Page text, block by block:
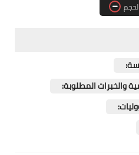
فرص عمل في العراق
فرص عمل في السودان
دورات تدريبية
الحجم
والخبرات المطلوبة: